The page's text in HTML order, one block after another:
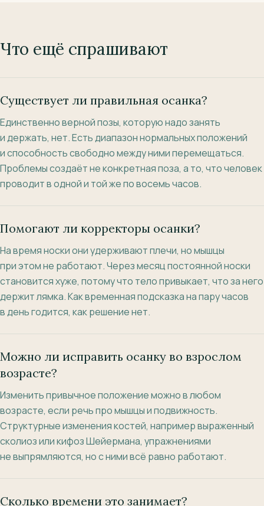
Что ещё спрашивают
Существует ли правильная осанка?
Единственно верной позы, которую надо занять
и держать, нет. Есть диапазон нормальных положений
и способность свободно между ними перемещаться.
Проблемы создаёт не конкретная поза, а то, что человек
проводит в одной и той же по восемь часов.
Помогают ли корректоры осанки?
На время носки они удерживают плечи, но мышцы
при этом не работают. Через месяц постоянной носки
становится хуже, потому что тело привыкает, что за него
держит лямка. Как временная подсказка на пару часов
в день годится, как решение нет.
Можно ли исправить осанку во взрослом
возрасте?
Изменить привычное положение можно в любом
возрасте, если речь про мышцы и подвижность.
Структурные изменения костей, например выраженный
сколиоз или кифоз Шейермана, упражнениями
не выпрямляются, но с ними всё равно работают.
Сколько времени это занимает?